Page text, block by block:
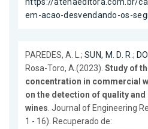
https://atenaeditora.com.br/
em-acao-desvendando-os-
PAREDES, A. L.; SUN, M. D. R.;
Rosa-Toro, A.(2023). Study of
concentration in commercial
on the detection of quality
wines. Journal of Engineering
1 - 16). Recuperado de: